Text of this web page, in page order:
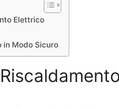
Elettrico
in Modo Sicuro